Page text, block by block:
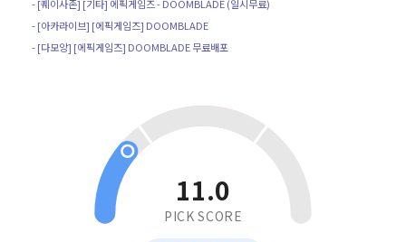
- [퀘이사존] [기타] 에픽게임즈 - DOOMBLADE (일시무료)
- [아카라이브] [에픽게임즈] DOOMBLADE
- [다모앙] [에픽게임즈] DOOMBLADE 무료배포
11.0
PICK SCORE